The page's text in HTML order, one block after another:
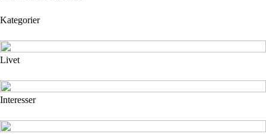
Kategorier
Livet
Interesser